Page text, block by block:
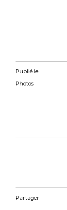
Publié le
Photos
Partager